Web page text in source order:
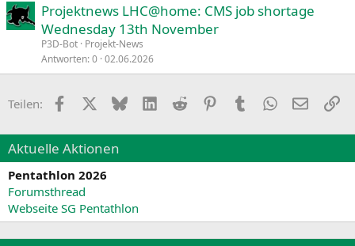
Projektnews LHC@home: CMS job shortage
Wednesday 13th November
P3D-Bot Projekt-News
Antworten 0 02.06.2026
Teilen: Facebook BlueskyLinkedIn
Reddit PinterestTumblr WhatsApp
E-Mail
Aktuelle Aktionen
Pentathlon 2026
Forumsthread
Webseite SG Pentathlon